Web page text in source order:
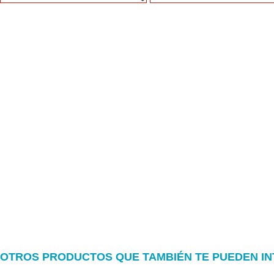
OTROS PRODUCTOS QUE TAMBIÉN TE PUEDEN